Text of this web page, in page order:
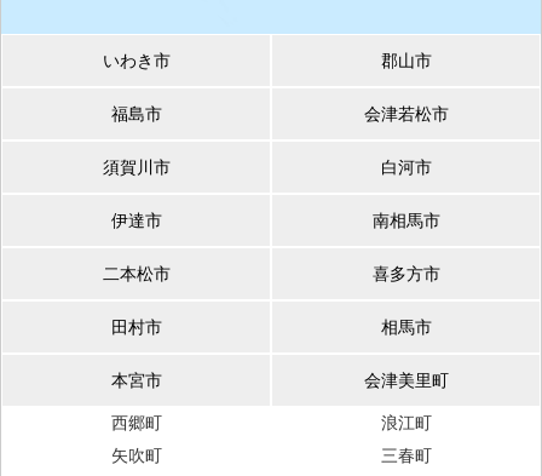
いわき市 郡山市
福島市 会津若松市
須賀川市 白河市
伊達市 南相馬市
二本松市 喜多方市
田村市 相馬市
本宮市 会津美里町
西郷町
浪江町
矢吹町
三春町